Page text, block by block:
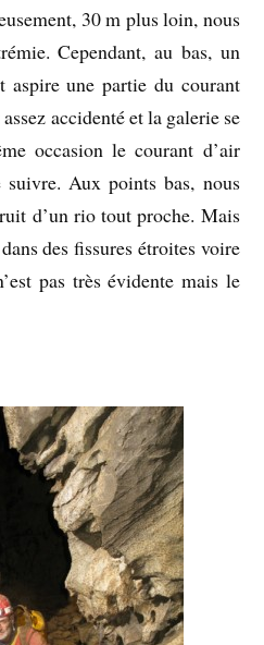
30 m plus loin, nous
Cependant, au bas, un
aspire une partie du courant
accidenté et la galerie se
occasion le courant d’air
Aux points bas, nous
d’un rio tout proche. Mais
des fissures étroites voire
pas très évidente mais le